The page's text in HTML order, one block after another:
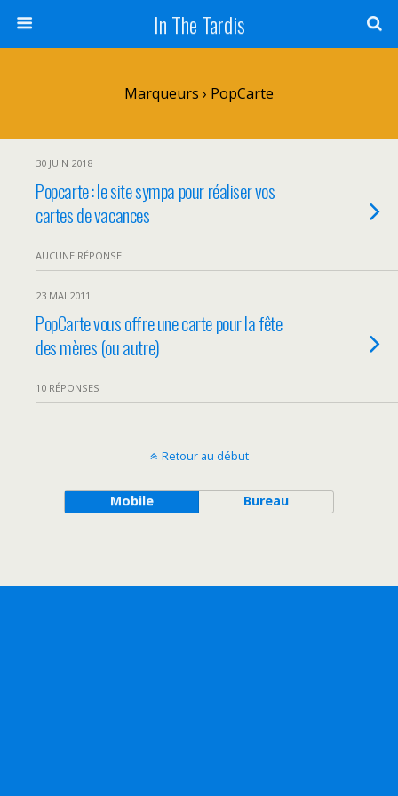
In The Tardis
Marqueurs › PopCarte
30 JUIN 2018
Popcarte : le site sympa pour réaliser vos
cartes de vacances
AUCUNE RÉPONSE
23 MAI 2011
PopCarte vous offre une carte pour la fête
des mères (ou autre)
10 RÉPONSES
Retour au début
Mobile Bureau